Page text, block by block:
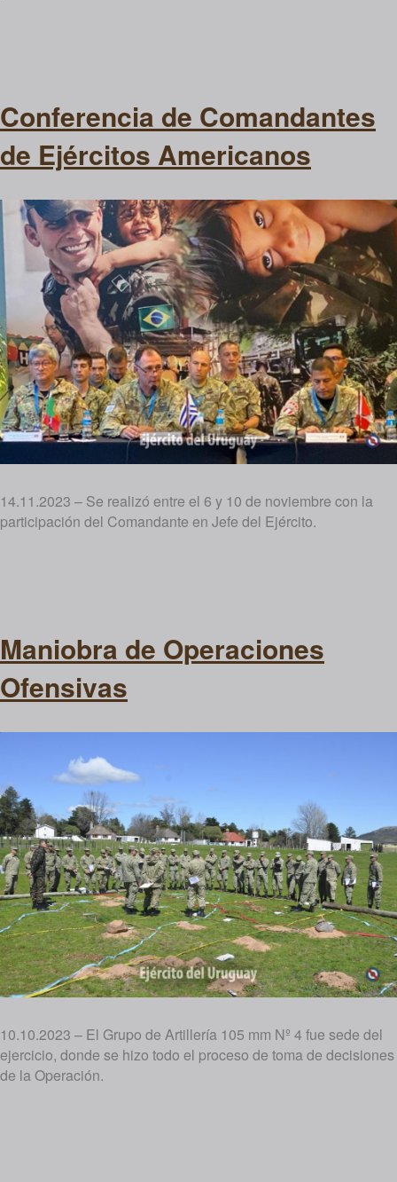
Conferencia de Comandantes
de Ejércitos Americanos
14.11.2023 – Se realizó entre el 6 y 10 de noviembre con la
participación del Comandante en Jefe del Ejército.
Maniobra de Operaciones
Ofensivas
10.10.2023 – El Grupo de Artillería 105 mm Nº 4 fue sede del
ejercicio, donde se hizo todo el proceso de toma de decisiones
de la Operación.